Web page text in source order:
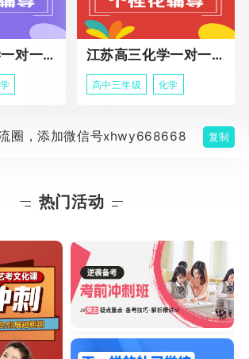
江苏高三化学一对一个性化辅导 江苏高三化学一对一冲刺辅导课程
高中三年级 化学
圈，添加微信号xhwy668668 复制
热门活动